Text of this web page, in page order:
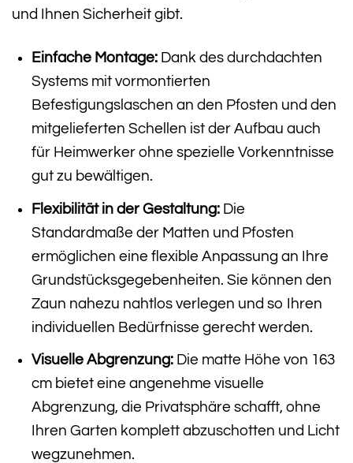
und Ihnen Sicherheit gibt.
Einfache Montage:Dank des durchdachten
Systems mit vormontierten
Befestigungslaschen an den Pfosten und den
mitgelieferten Schellen ist der Aufbau auch
für Heimwerker ohne spezielle Vorkenntnisse
gut zu bewältigen.
Flexibilität in der Gestaltung:Die
Standardmaße der Matten und Pfosten
ermöglichen eine flexible Anpassung an Ihre
Grundstücksgegebenheiten. Sie können den
Zaun nahezu nahtlos verlegen und so Ihren
individuellen Bedürfnisse gerecht werden.
Visuelle Abgrenzung:Die matte Höhe von 163
cm bietet eine angenehme visuelle
Abgrenzung, die Privatsphäre schafft, ohne
Ihren Garten komplett abzuschotten und Licht
wegzunehmen.